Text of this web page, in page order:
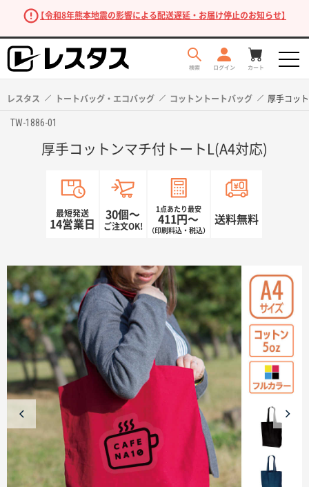
【令和8年熊本地震の影響による配送遅延・お届け停止のお知らせ】
商品カテゴリーから探す
ターゲットから探す
レスタス トートバッグ・エコバッグ コットントートバッグ 厚手コッ
TW-1886-01
厚手コットンマチ付トートL(A4対応)
最短発送
14営業日
30個〜
ご注文OK!
1点あたり最安
411円〜
（印刷料込・税込）
送料無料